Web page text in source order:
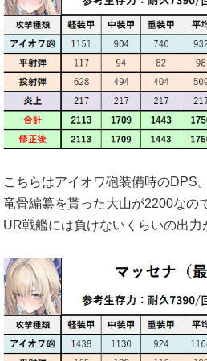
こちらはアイオワ砲装備時のDPS
竜骨編纂を貰った大山が2200なの
UR戦艦には負けないくらいの出力